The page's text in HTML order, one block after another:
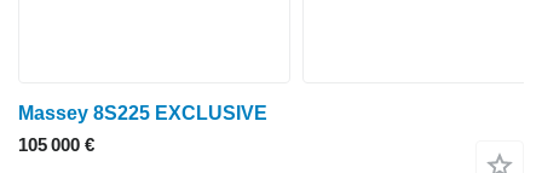
Massey 8S225 EXCLUSIVE
105 000 €